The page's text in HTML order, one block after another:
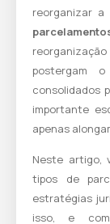
reorganizar a
postergam o
consolidados
importante
apenas
Neste artigo,
tipos de
estratégias
isso, e